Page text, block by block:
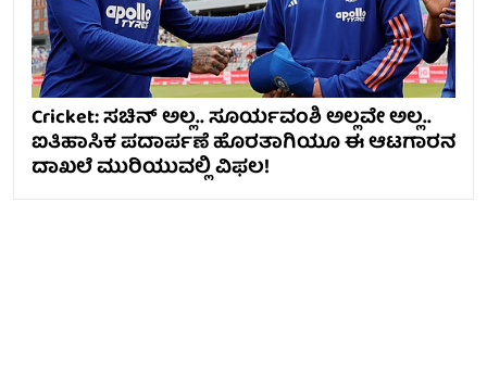
Cricket: ಸಚಿನ್ ಅಲ್ಲ.. ಸೂರ್ಯವಂಶಿ ಅಲ್ಲವೇ ಅಲ್ಲ..
ಐತಿಹಾಸಿಕ ಪದಾರ್ಪಣೆ ಹೊರತಾಗಿಯೂ ಈ ಆಟಗಾರನ
ದಾಖಲೆ ಮುರಿಯುವಲ್ಲಿ ವಿಫಲ!